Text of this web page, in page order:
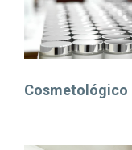
Cosmetológico